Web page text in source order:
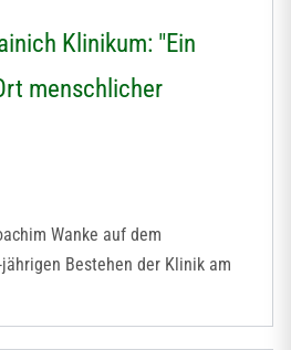
Klinikum: "Ein
menschlicher
Wanke auf dem
Bestehen der Klinik am